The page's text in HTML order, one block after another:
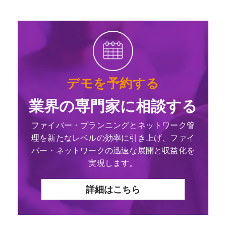
デモを予約する
業界の専門家に相談する
ファイバー・プランニングとネットワーク管
理を新たなレベルの効率に引き上げ、ファイ
バー・ネットワークの迅速な展開と収益化を
実現します。
詳細はこちら